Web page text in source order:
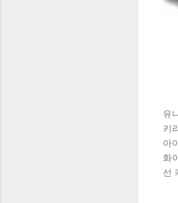
유
키
아
화
선